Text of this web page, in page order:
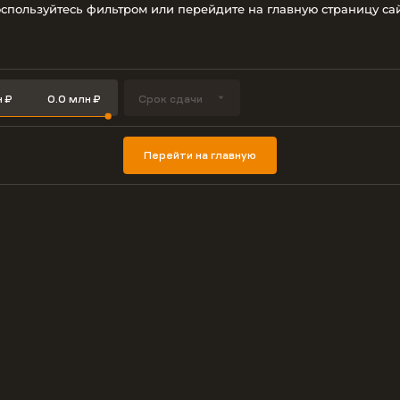
фильтром или перейдите на главную страницу
Срок сдачи
Перейти на главную